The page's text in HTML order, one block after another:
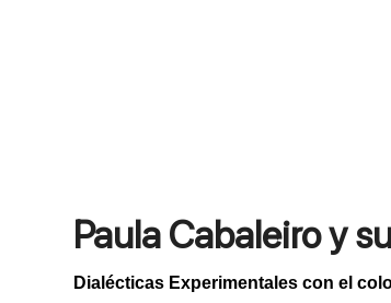
Paula Cabaleiro y
Dialécticas Experimentales con el